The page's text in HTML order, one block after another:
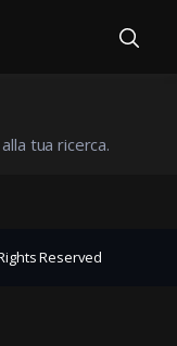
tua ricerca.
Reserved